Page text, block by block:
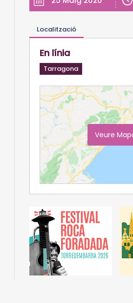
Localització
En línia
Tarragona
Veure